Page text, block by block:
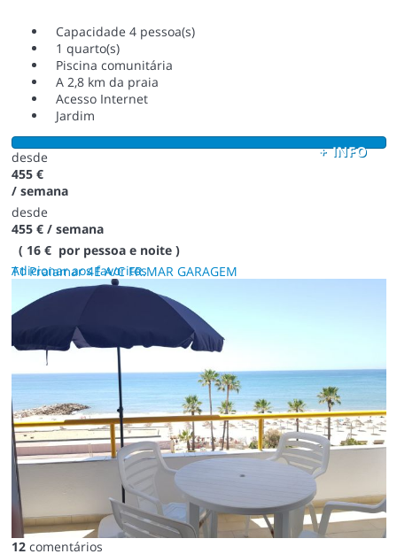
Capacidade 4 pessoa(s)
1 quarto(s)
Piscina comunitária
A 2,8 km da praia
Acesso Internet
Jardim
+ INFO
desde
455 €
/ semana
desde
455 €/ semana
( 16 € por pessoa e noite )
T1 Praiamar 4E A/C FR.MAR GARAGEM
Adicionar aos favoritos
12comentários